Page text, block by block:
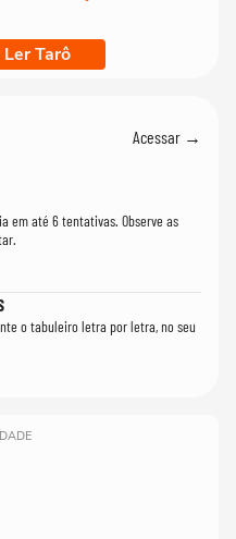
Tarô
Acessar →
em até 6 tentativas. Observe as
o tabuleiro letra por letra, no seu